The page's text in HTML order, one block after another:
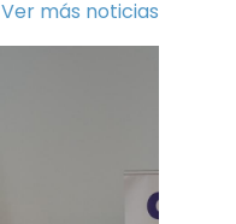
Ver más noticias